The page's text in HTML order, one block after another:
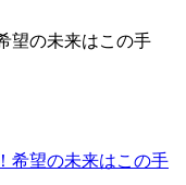
望の未来はこの手